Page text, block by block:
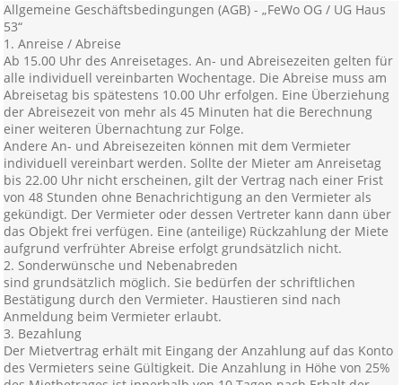
Allgemeine Geschäftsbedingungen (AGB) - „FeWo OG / UG Haus
53“
1. Anreise / Abreise
Ab 15.00 Uhr des Anreisetages. An- und Abreisezeiten gelten für
alle individuell vereinbarten Wochentage. Die Abreise muss am
Abreisetag bis spätestens 10.00 Uhr erfolgen. Eine Überziehung
der Abreisezeit von mehr als 45 Minuten hat die Berechnung
einer weiteren Übernachtung zur Folge.
Andere An- und Abreisezeiten können mit dem Vermieter
individuell vereinbart werden. Sollte der Mieter am Anreisetag
bis 22.00 Uhr nicht erscheinen, gilt der Vertrag nach einer Frist
von 48 Stunden ohne Benachrichtigung an den Vermieter als
gekündigt. Der Vermieter oder dessen Vertreter kann dann über
das Objekt frei verfügen. Eine (anteilige) Rückzahlung der Miete
aufgrund verfrühter Abreise erfolgt grundsätzlich nicht.
2. Sonderwünsche und Nebenabreden
sind grundsätzlich möglich. Sie bedürfen der schriftlichen
Bestätigung durch den Vermieter. Haustieren sind nach
Anmeldung beim Vermieter erlaubt.
3. Bezahlung
Der Mietvertrag erhält mit Eingang der Anzahlung auf das Konto
des Vermieters seine Gültigkeit. Die Anzahlung in Höhe von 25%